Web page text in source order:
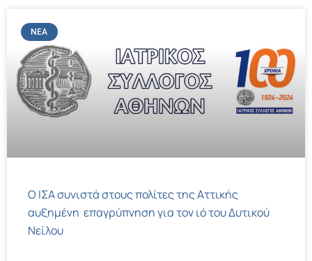
ΝΈΑ
Ο ΙΣΑ συνιστά στους πολίτες της Αττικής
αυξημένη επαγρύπνηση για τον ιό του Δυτικού
Νείλου